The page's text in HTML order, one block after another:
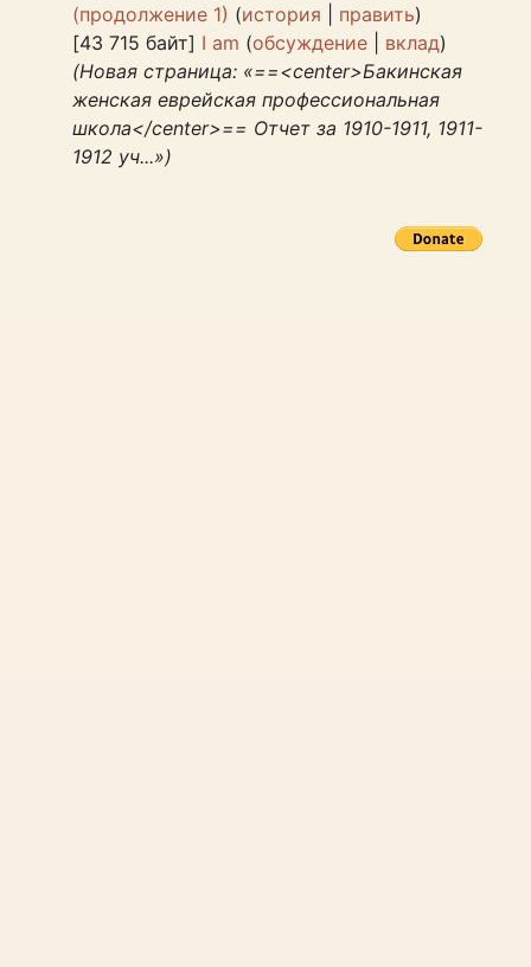
(продолжение 1) (история править)
[43 715 байт] I am (обсуждение| вклад)
(Новая страница: «==<center>Бакинская
женская еврейская профессиональная
школа</center>== Отчет за 1910-1911, 1911-
1912 уч...»)